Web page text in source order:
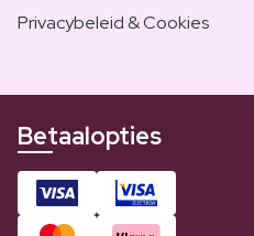
Privacybeleid & Cookies
Betaalopties